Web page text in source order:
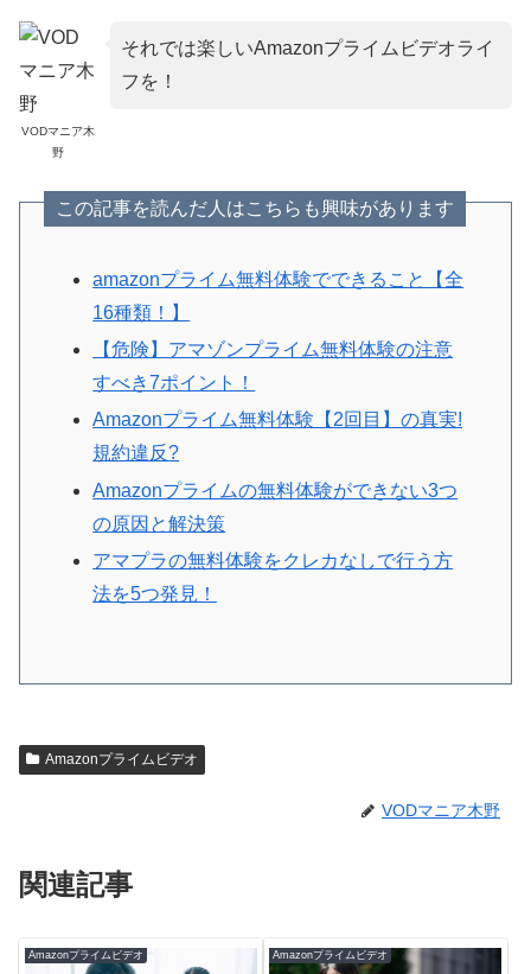
VODマニア木
野
それでは楽しいAmazonプライムビデオライ
フを！
この記事を読んだ人はこちらも興味があります
amazonプライム無料体験でできること【全
16種類！】
【危険】アマゾンプライム無料体験の注意
すべき7ポイント！
Amazonプライム無料体験【2回目】の真実!
規約違反?
Amazonプライムの無料体験ができない3つ
の原因と解決策
アマプラの無料体験をクレカなしで行う方
法を5つ発見！
Amazonプライムビデオ
VODマニア木野
関連記事
Amazonプライムビデオ Amazonプライムビデオ